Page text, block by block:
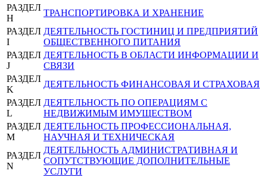
РАЗДЕЛ
H
ТРАНСПОРТИРОВКА И ХРАНЕНИЕ
РАЗДЕЛ
I
ДЕЯТЕЛЬНОСТЬ ГОСТИНИЦ И ПРЕДПРИЯТИЙ
ОБЩЕСТВЕННОГО ПИТАНИЯ
РАЗДЕЛ
J
ДЕЯТЕЛЬНОСТЬ В ОБЛАСТИ ИНФОРМАЦИИ И
СВЯЗИ
РАЗДЕЛ
K
ДЕЯТЕЛЬНОСТЬ ФИНАНСОВАЯ И СТРАХОВАЯ
РАЗДЕЛ
L
ДЕЯТЕЛЬНОСТЬ ПО ОПЕРАЦИЯМ С
НЕДВИЖИМЫМ ИМУЩЕСТВОМ
РАЗДЕЛ
M
ДЕЯТЕЛЬНОСТЬ ПРОФЕССИОНАЛЬНАЯ,
НАУЧНАЯ И ТЕХНИЧЕСКАЯ
РАЗДЕЛ
N
ДЕЯТЕЛЬНОСТЬ АДМИНИСТРАТИВНАЯ И
СОПУТСТВУЮЩИЕ ДОПОЛНИТЕЛЬНЫЕ
УСЛУГИ